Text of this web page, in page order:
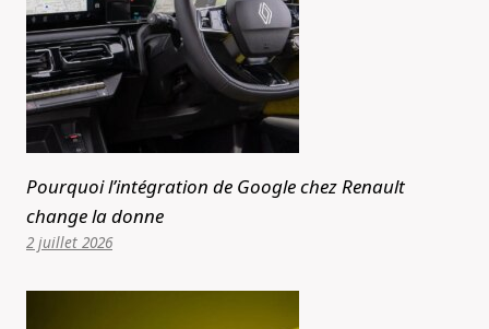
Pourquoi l’intégration de Google chez Renault
change la donne
2 juillet 2026